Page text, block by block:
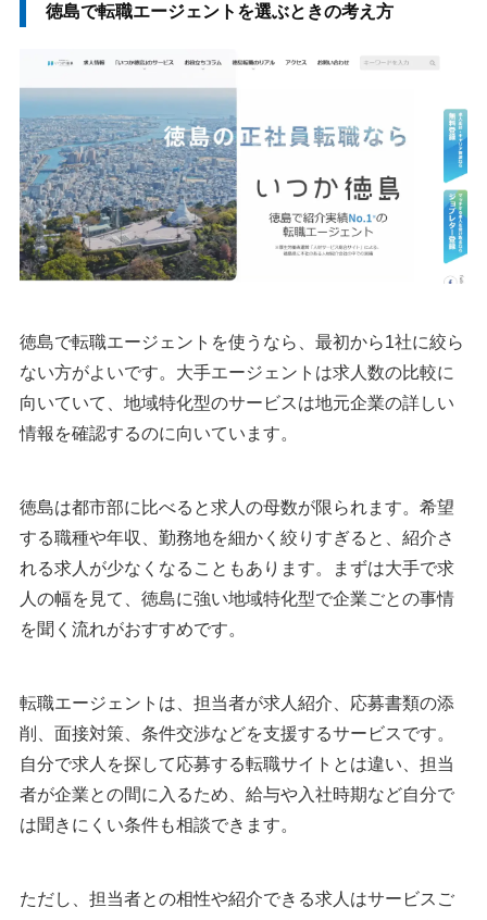
2.ジョブナビとくしま
徳島の転職で転職エージェントを利用するメリット
1.徳島の企業事情や転職情報を聞ける
2.非公開求人や地元企業の求人を確認できる
3.年収や入社時期の交渉を相談できる
徳島で転職エージェントを使う前に確認したいこと
転職エージェントを使わない方がいい人
やめた方がいい転職エージェントの特徴
徳島の転職市場について
徳島の有効求人倍率
徳島の平均年収
執筆者・監修者のmotoについて
徳島で転職エージェントを選ぶときの考え方
徳島で転職エージェントを使うなら、最初から1社に絞ら
ない方がよいです。大手エージェントは求人数の比較に
向いていて、地域特化型のサービスは地元企業の詳しい
情報を確認するのに向いています。
徳島は都市部に比べると求人の母数が限られます。希望
する職種や年収、勤務地を細かく絞りすぎると、紹介さ
れる求人が少なくなることもあります。まずは大手で求
人の幅を見て、徳島に強い地域特化型で企業ごとの事情
を聞く流れがおすすめです。
転職エージェントは、担当者が求人紹介、応募書類の添
削、面接対策、条件交渉などを支援するサービスです。
自分で求人を探して応募する転職サイトとは違い、担当
者が企業との間に入るため、給与や入社時期など自分で
は聞きにくい条件も相談できます。
ただし、担当者との相性や紹介できる求人はサービスご